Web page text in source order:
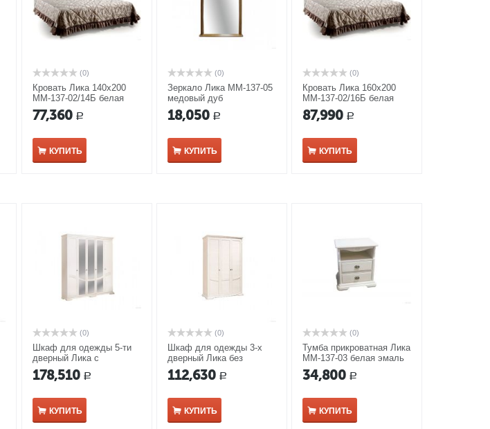
(0)
Кровать Лика 140х200
ММ-137-02/14Б белая
эмаль
77,360 Р
КУПИТЬ
(0)
Зеркало Лика ММ-137-05
медовый дуб
18,050 Р
КУПИТЬ
(0)
Кровать Лика 160х200
ММ-137-02/16Б белая
эмаль
87,990 Р
КУПИТЬ
(0)
Шкаф для одежды 5-ти
дверный Лика с
зеркалом ММ-137-01/05
белая эмаль
178,510 Р
КУПИТЬ
(0)
Шкаф для одежды 3-х
дверный Лика без
зеркала ММ-137-01/03Б
белая эмаль
112,630 Р
КУПИТЬ
(0)
Тумба прикроватная Лика
ММ-137-03 белая эмаль
34,800 Р
КУПИТЬ